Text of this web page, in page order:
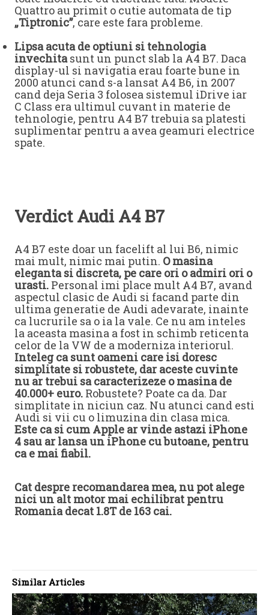
Quattro au primit o cutie automata de tip
„Tiptronic”, care este fara probleme.
Lipsa acuta de optiuni si tehnologia
invechitasunt un punct slab la A4 B7. Daca
display-ul si navigatia erau foarte bune in
2000 atunci cand s-a lansat A4 B6, in 2007
cand deja Seria 3 folosea sistemul iDrive iar
C Class era ultimul cuvant in materie de
tehnologie, pentru A4 B7 trebuia sa platesti
suplimentar pentru a avea geamuri electrice
spate.
Verdict Audi A4 B7
A4 B7 este doar un facelift al lui B6, nimic
mai mult, nimic mai putin. O masina
eleganta si discreta, pe care ori o admiri ori o
urasti. Personal imi place mult A4 B7, avand
aspectul clasic de Audi si facand parte din
ultima generatie de Audi adevarate, inainte
ca lucrurile sa o ia la vale. Ce nu am inteles
la aceasta masina a fost in schimb reticenta
celor de la VW de a moderniza interiorul.
Inteleg ca sunt oameni care isi doresc
simplitate si robustete, dar aceste cuvinte
nu ar trebui sa caracterizeze o masina de
40.000+ euro. Robustete? Poate ca da. Dar
simplitate in niciun caz. Nu atunci cand esti
Audi si vii cu o limuzina din clasa mica.
Este ca si cum Apple ar vinde astazi iPhone
4 sau ar lansa un iPhone cu butoane, pentru
ca e mai fiabil.
Cat despre recomandarea mea, nu pot alege
nici un alt motor mai echilibrat pentru
Romania decat 1.8T de 163 cai.
Similar Articles